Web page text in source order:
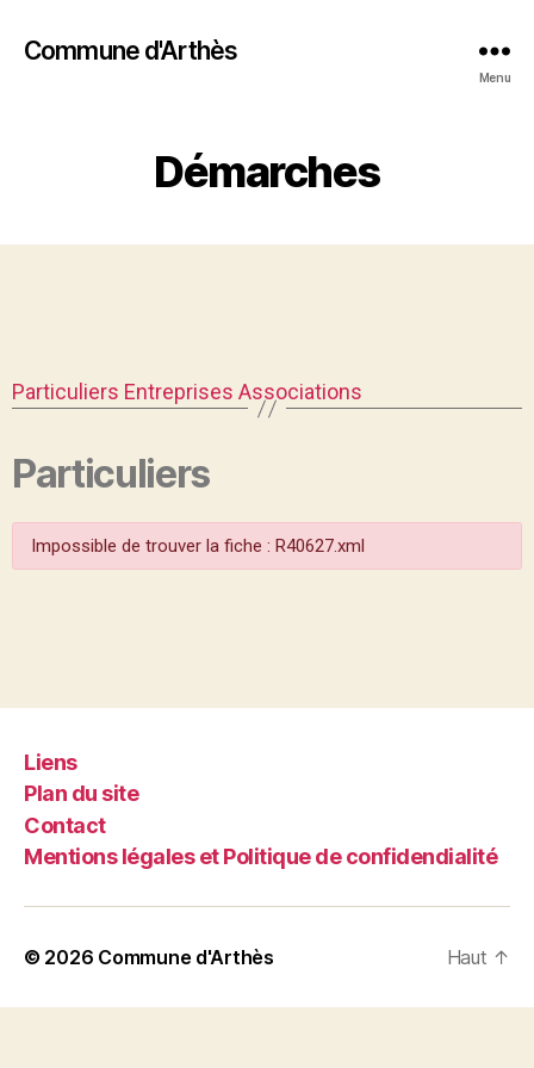
Commune d'Arthès
Menu
Démarches
Particuliers Entreprises Associations
Particuliers
Impossible de trouver la fiche : R40627.xml
Liens
Plan du site
Contact
Mentions légales et Politique de confidendialité
© 2026 Commune d'Arthès Haut ↑